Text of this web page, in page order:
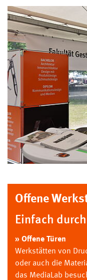
Offene
Einfach
» Offene Türen
Werkstätten von
oder auch die
das MediaLab